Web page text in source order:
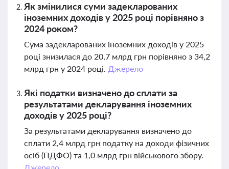
Як змінилися суми задекларованих
іноземних доходів у 2025 році порівняно з
2024 роком?
Сума задекларованих іноземних доходів у 2025
році знизилася до 20,7 млрд грн порівняно з 34,2
млрд грн у 2024 році. Джерело
Які податки визначено до сплати за
результатами декларування іноземних
доходів у 2025 році?
За результатами декларування визначено до
сплати 2,4 млрд грн податку на доходи фізичних
осіб (ПДФО) та 1,0 млрд грн військового збору.